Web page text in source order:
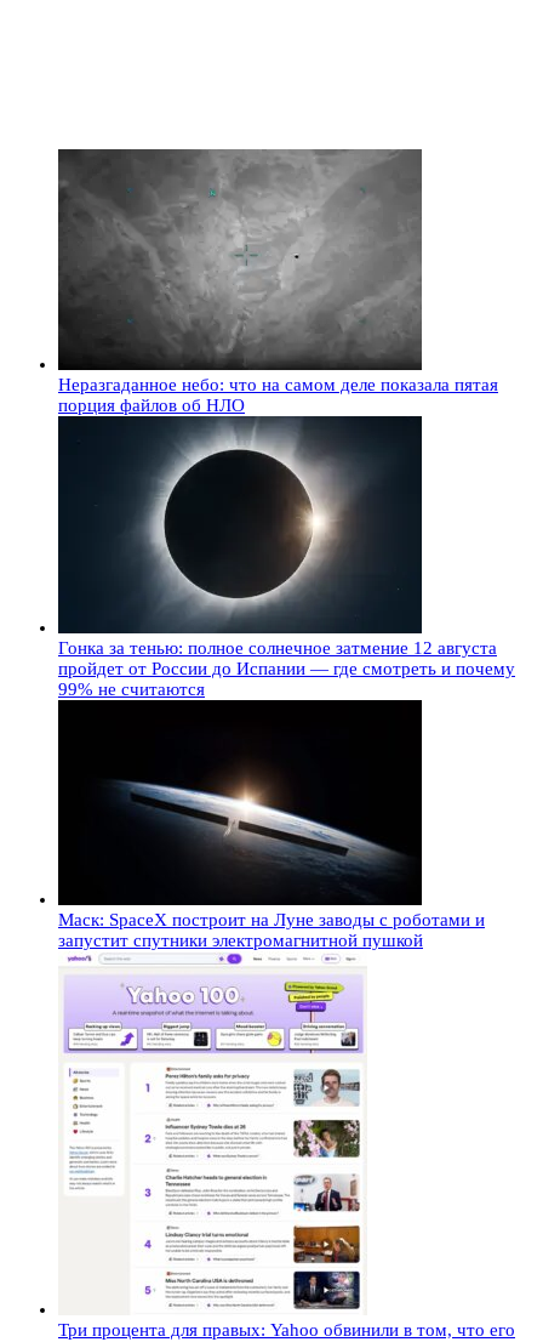
Неразгаданное небо: что на самом деле показала пятая
порция файлов об НЛО
Гонка за тенью: полное солнечное затмение 12 августа
пройдет от России до Испании — где смотреть и почему
99% не считаются
Маск: SpaceX построит на Луне заводы с роботами и
запустит спутники электромагнитной пушкой
Три процента для правых: Yahoo обвинили в том, что его